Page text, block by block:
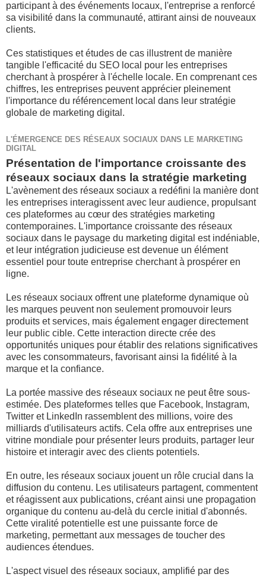
participant à des événements locaux, l'entreprise a renforcé
sa visibilité dans la communauté, attirant ainsi de nouveaux
clients.
Ces statistiques et études de cas illustrent de manière
tangible l'efficacité du SEO local pour les entreprises
cherchant à prospérer à l'échelle locale. En comprenant ces
chiffres, les entreprises peuvent apprécier pleinement
l'importance du référencement local dans leur stratégie
globale de marketing digital.
L'ÉMERGENCE DES RÉSEAUX SOCIAUX DANS LE MARKETING
DIGITAL
Présentation de l'importance croissante des
réseaux sociaux dans la stratégie marketing
L'avènement des réseaux sociaux a redéfini la manière dont
les entreprises interagissent avec leur audience, propulsant
ces plateformes au cœur des stratégies marketing
contemporaines. L'importance croissante des réseaux
sociaux dans le paysage du marketing digital est indéniable,
et leur intégration judicieuse est devenue un élément
essentiel pour toute entreprise cherchant à prospérer en
ligne.
Les réseaux sociaux offrent une plateforme dynamique où
les marques peuvent non seulement promouvoir leurs
produits et services, mais également engager directement
leur public cible. Cette interaction directe crée des
opportunités uniques pour établir des relations significatives
avec les consommateurs, favorisant ainsi la fidélité à la
marque et la confiance.
La portée massive des réseaux sociaux ne peut être sous-
estimée. Des plateformes telles que Facebook, Instagram,
Twitter et LinkedIn rassemblent des millions, voire des
milliards d'utilisateurs actifs. Cela offre aux entreprises une
vitrine mondiale pour présenter leurs produits, partager leur
histoire et interagir avec des clients potentiels.
En outre, les réseaux sociaux jouent un rôle crucial dans la
diffusion du contenu. Les utilisateurs partagent, commentent
et réagissent aux publications, créant ainsi une propagation
organique du contenu au-delà du cercle initial d'abonnés.
Cette viralité potentielle est une puissante force de
marketing, permettant aux messages de toucher des
audiences étendues.
L'aspect visuel des réseaux sociaux, amplifié par des